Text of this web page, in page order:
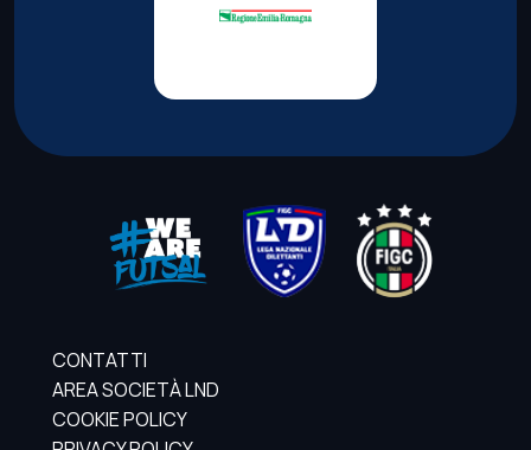
CONTATTI
AREA SOCIETÀ LND
COOKIE POLICY